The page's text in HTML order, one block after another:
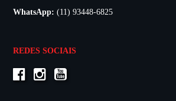
WhatsApp: (11) 93448-6825
REDES SOCIAIS